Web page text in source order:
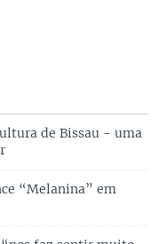
de Bissau - uma
“Melanina” em